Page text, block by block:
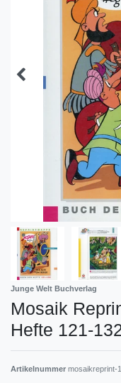
Junge Welt Buchverlag
Mosaik
Hefte 121-
Artikelnummer mosaikreprint-